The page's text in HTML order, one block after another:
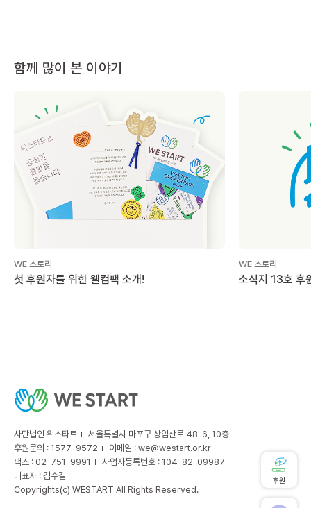
함께 많이 본 이야기
WE 스토리
첫 후원자를 위한 웰컴팩 소개!
WE 스토리
소식지 13호 후
사단법인 위스타트
서울특별시 마포구 상암산로 48-6, 10층
후원문의 : 1577-9572
이메일 : we@westart.or.kr
팩스 : 02-751-9991
사업자등록번호 : 104-82-09987
대표자 : 김수길
Copyrights(c) WESTART All Rights Reserved.
후원